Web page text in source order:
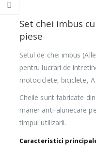
Set chei imbus
piese
Setul de chei imbus
pentru lucrari de
motociclete, biciclete,
Cheile sunt fabricate
maner anti-alunecare
timpul utilizarii.
Caracteristici